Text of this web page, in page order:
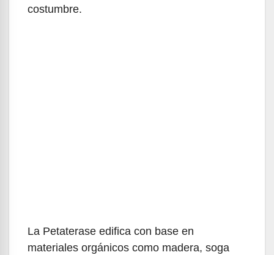
costumbre.
La Petaterase edifica con base en
materiales orgánicos como madera, soga